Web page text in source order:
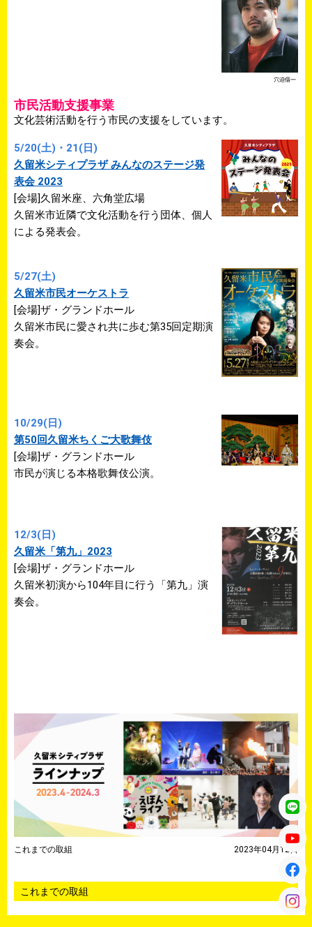
市民活動支援事業
文化芸術活動を行う市民の支援をしています。
5/20(土)・21(日)
久留米シティプラザ みんなのステージ発
表会 2023
[会場]久留米座、六角堂広場
久留米市近隣で文化活動を行う団体、個人
による発表会。
5/27(土)
久留米市民オーケストラ
[会場]ザ・グランドホール
久留米市民に愛され共に歩む第35回定期演
奏会。
10/29(日)
第50回久留米ちくご大歌舞伎
[会場]ザ・グランドホール
市民が演じる本格歌舞伎公演。
12/3(日)
久留米「第九」2023
[会場]ザ・グランドホール
久留米初演から104年目に行う「第九」演
奏会。
これまでの取組 2023年04月12日